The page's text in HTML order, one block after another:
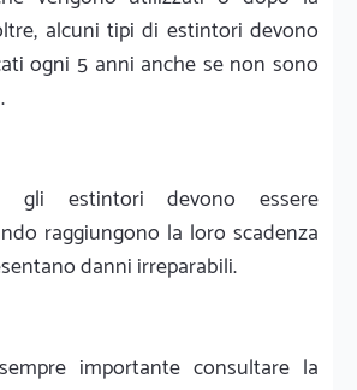
alcuni tipi di estintori devono
ogni 5 anni anche se non sono
gli estintori devono essere
raggiungono la loro scadenza
danni irreparabili.
importante consultare la